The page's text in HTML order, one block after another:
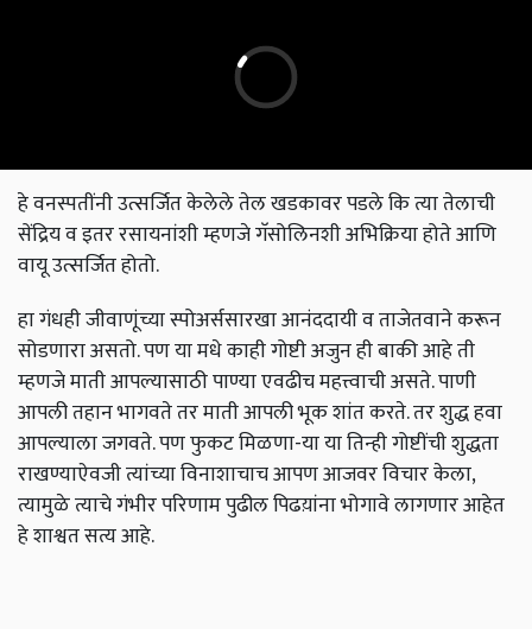
हे वनस्पतींनी उत्सर्जित केलेले तेल खडकावर पडले कि त्या तेलाची
सेंद्रिय व इतर रसायनांशी म्हणजे गॅसोलिनशी अभिक्रिया होते आणि
वायू उत्सर्जित होतो.
हा गंधही जीवाणूंच्या स्पोअर्ससारखा आनंददायी व ताजेतवाने करून
सोडणारा असतो. पण या मधे काही गोष्टी अजुन ही बाकी आहे ती
म्हणजे माती आपल्यासाठी पाण्या एवढीच महत्त्वाची असते. पाणी
आपली तहान भागवते तर माती आपली भूक शांत करते. तर शुद्ध हवा
आपल्याला जगवते. पण फुकट मिळणा-या या तिन्ही गोष्टींची शुद्धता
राखण्याऐवजी त्यांच्या विनाशाचाच आपण आजवर विचार केला,
त्यामुळे त्याचे गंभीर परिणाम पुढील पिढय़ांना भोगावे लागणार आहेत
हे शाश्वत सत्य आहे.